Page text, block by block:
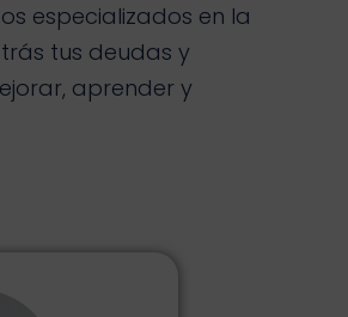
especializados en la
tus deudas y
aprender y